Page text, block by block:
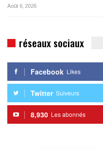
Août 6, 2026
réseaux sociaux
Facebook Likes
Twitter Suiveurs
8,930 Les abonnés